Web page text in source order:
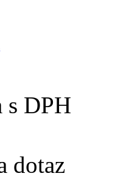
s DPH
dotaz